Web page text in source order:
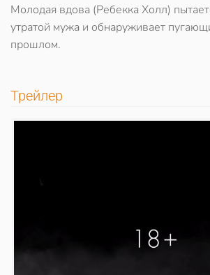
Молодая вдова (Ребекка Холл)
утратой мужа и обнаруживает
прошлом.
Трейлер